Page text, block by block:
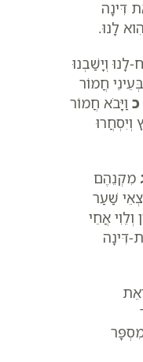
דִּינָה
לָנוּ.
וְיָשַׁבְנוּ
חֲמוֹר
כ וַיָּבֹא חֲמוֹר
מִקְנֵהֶם
שַׁעַר
אֲחֵי
דִּינָה